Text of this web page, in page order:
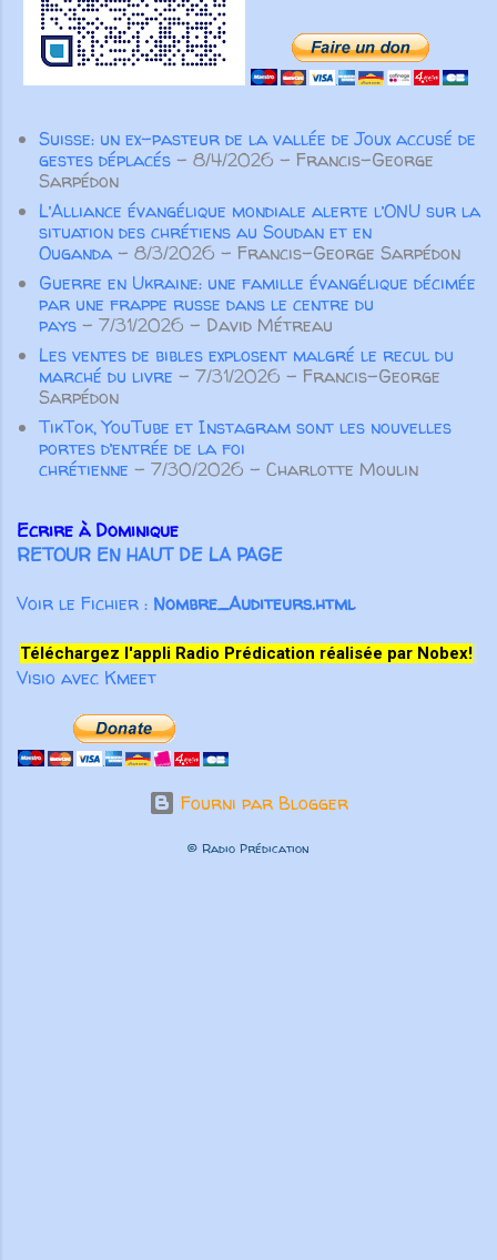
Unis. Même nos fondateurs
anglophones ont choisi de servir
en français, montrant la force
transformatrice du partenariat au
encore, nos partenaires
demeurent essentiels. Aucune
par toutes les articulations dont il
est pourvu. Ainsi, lorsque chaque
partie fonctionne comme elle doit, le
corps entier grandit et se construit
15-16 ). Pour Paul l’important n’est
pas tant d’éviter de parler de
manière inconsidérée ou vaine, ou
de colporter des médisances ou
des mensonges, mais surtout de
prononcer des paroles qui
participeront à la croissance
spirituelle des autres croyants. Pas
seulement des paroles aimables qui
“font du bien au corps”, m...
Suisse: un ex-pasteur de la vallée de Joux accusé de
gestes déplacés - 8/4/2026 - Francis-George
Sarpédon
L’Alliance évangélique mondiale alerte l’ONU sur la
situation des chrétiens au Soudan et en
Ouganda - 8/3/2026 - Francis-George Sarpédon
Guerre en Ukraine: une famille évangélique décimée
par une frappe russe dans le centre du
pays - 7/31/2026 - David Métreau
Les ventes de bibles explosent malgré le recul du
marché du livre - 7/31/2026 - Francis-George
Sarpédon
TikTok, YouTube et Instagram sont les nouvelles
portes d’entrée de la foi
chrétienne - 7/30/2026 - Charlotte Moulin
Ecrire à Dominique
RETOUR EN HAUT DE LA PAGE
Voir le Fichier : Nombre_Auditeurs.html
Téléchargez l'appli Radio Prédication réalisée par Nobex!
Visio avec Kmeet
Fourni par Blogger
© Radio Prédication